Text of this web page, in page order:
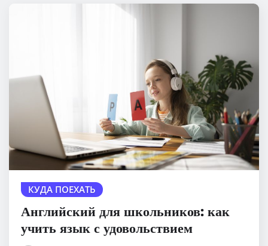
КУДА ПОЕХАТЬ
Английский для школьников: как
учить язык с удовольствием